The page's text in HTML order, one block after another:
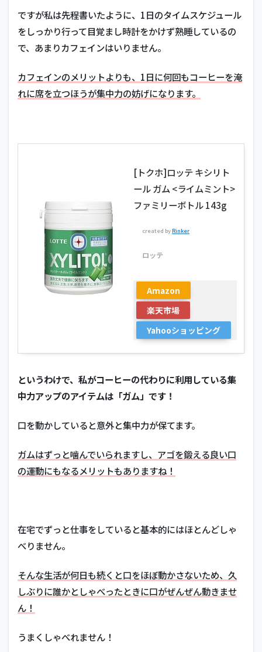
ですが私は先程書いたように、1日のタイムスケジュール
をしっかり行って目覚まし時計をかけず熟睡しているの
で、あまりカフェインはいりません。
カフェインのメリットよりも、1日に何回もコーヒーを淹
れに席を立つほうが集中力の妨げになります。
[トクホ]ロッテ キシリト
ール ガム <ライムミント>
ファミリーボトル 143g
created byRinker
ロッテ
Amazon
楽天市場
Yahooショッピング
というわけで、私がコーヒーの代わりに利用している集
中力アップのアイテムは「ガム」です！
口を動かしていると意外と集中力が保てます。
ガムはずっと噛んでいられますし、アゴを鍛える良い口
の運動にもなるメリットもありますね！
在宅でずっと仕事をしていると基本的にはほとんどしゃ
べりません。
そんな生活が何日も続くと口をほぼ動かさないため、久
しぶりに誰かとしゃべったときに口がぜんぜん動きませ
ん！
うまくしゃべれません！